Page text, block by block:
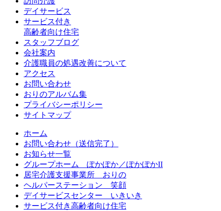
デイサービス
サービス付き
高齢者向け住宅
スタッフブログ
会社案内
介護職員の処遇改善について
アクセス
お問い合わせ
おりのアルバム集
プライバシーポリシー
サイトマップ
ホーム
お問い合わせ（送信完了）
お知らせ一覧
グループホーム ぽかぽか／ぽかぽかII
居宅介護支援事業所 おりの
ヘルパーステーション 笑顔
デイサービスセンター いきいき
サービス付き高齢者向け住宅